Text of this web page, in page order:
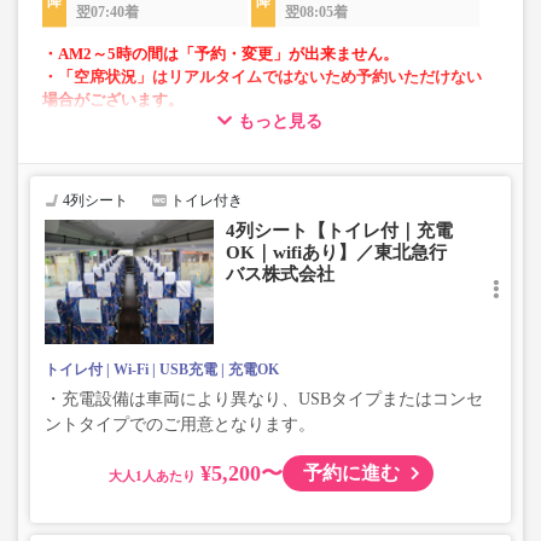
翌07:40着 翌08:05着
・AM2～5時の間は「予約・変更」が出来ません。
・「空席状況」はリアルタイムではないため予約いただけない
場合がございます。
・車両は予告なく変更となる場合がございます。これに伴い、
じめご了承ください。
もっと見る
4列シート トイレ付き
4列シート【トイレ付｜充電
OK｜wifiあり】／東北急行
バス株式会社
トイレ付 Wi-Fi USB充電 充電OK
・充電設備は車両により異なり、USBタイプまたはコンセ
ントタイプでのご用意となります。
大人 ¥5,200〜 予約に進む